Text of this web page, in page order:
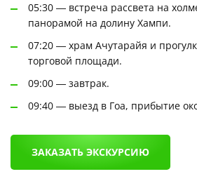
05:30 — встреча рассвета на
панорамой на долину Хампи.
07:20 — храм Ачутарайя и
торговой площади.
09:00 — завтрак.
09:40 — выезд в Гоа, прибытие
ЗАКАЗАТЬ ЭКСКУРСИЮ